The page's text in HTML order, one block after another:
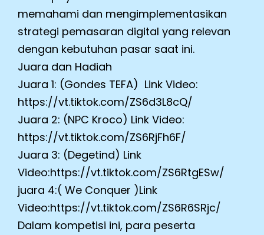
memahami dan mengimplementasikan
strategi pemasaran digital yang relevan
dengan kebutuhan pasar saat ini.
Juara dan Hadiah
Juara 1: (Gondes TEFA) Link Video:
https://vt.tiktok.com/ZS6d3L8cQ/
Juara 2: (NPC Kroco) Link Video:
https://vt.tiktok.com/ZS6RjFh6F/
Juara 3: (Degetind) Link
Video:https://vt.tiktok.com/ZS6RtgESw/
juara 4:( We Conquer )Link
Video:https://vt.tiktok.com/ZS6R6SRjc/
Dalam kompetisi ini, para peserta